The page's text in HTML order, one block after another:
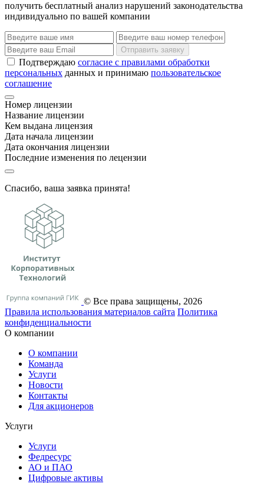
получить бесплатный анализ нарушений законодательства
индивидуально по вашей компании
Отправить заявку
Подтверждаю согласие с правилами обработки
персональных данных и принимаю пользовательское
соглашение
Номер лицензии
Название лицензии
Кем выдана лицензия
Дата начала лицензии
Дата окончания лицензии
Последние изменения по лецензии
Спасибо, ваша заявка принята!
© Все права защищены, 2026
Правила использования материалов сайта Политика
конфиденциальности
О компании
О компании
Команда
Услуги
Новости
Контакты
Для акционеров
Услуги
Услуги
Федресурс
АО и ПАО
Цифровые активы